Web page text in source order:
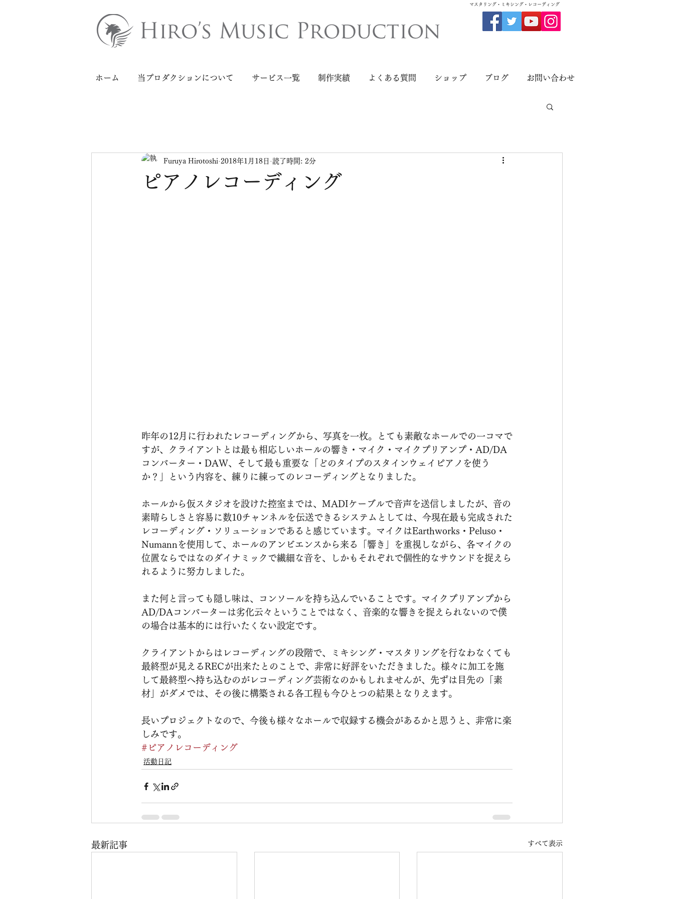
​マスタリング・ミキシング・レコーディング
ホーム 当プロダクションについて サービス一覧 制作実績 よくある質問 ショップ ブログ お問い合わせ
ピアノレコーディング
Furuya Hirotoshi 2018年1月18日 読了時間: 2分
昨年の12月に行われたレコーディングから、写真を一枚。とても素敵なホールでの一コマで
すが、クライアントとは最も相応しいホールの響き・マイク・マイクプリアンプ・AD/DA
コンバーター・DAW、そして最も重要な「どのタイプのスタインウェイピアノを使う
か？」という内容を、練りに練ってのレコーディングとなりました。
ホールから仮スタジオを設けた控室までは、MADIケーブルで音声を送信しましたが、音の
素晴らしさと容易に数10チャンネルを伝送できるシステムとしては、今現在最も完成された
レコーディング・ソリューションであると感じています。マイクはEarthworks・Peluso・
Numannを使用して、ホールのアンビエンスから来る「響き」を重視しながら、各マイクの
位置ならではなのダイナミックで繊細な音を、しかもそれぞれで個性的なサウンドを捉えら
れるように努力しました。
また何と言っても隠し味は、コンソールを持ち込んでいることです。マイクプリアンプから
AD/DAコンバーターは劣化云々ということではなく、音楽的な響きを捉えられないので僕
の場合は基本的には行いたくない設定です。
クライアントからはレコーディングの段階で、ミキシング・マスタリングを行なわなくても
最終型が見えるRECが出来たとのことで、非常に好評をいただきました。様々に加工を施
して最終型へ持ち込むのがレコーディング芸術なのかもしれませんが、先ずは目先の「素
材」がダメでは、その後に構築される各工程も今ひとつの結果となりえます。
長いプロジェクトなので、今後も様々なホールで収録する機会があるかと思うと、非常に楽
しみです。
#ピアノレコーディング
活動日記
最新記事 すべて表示